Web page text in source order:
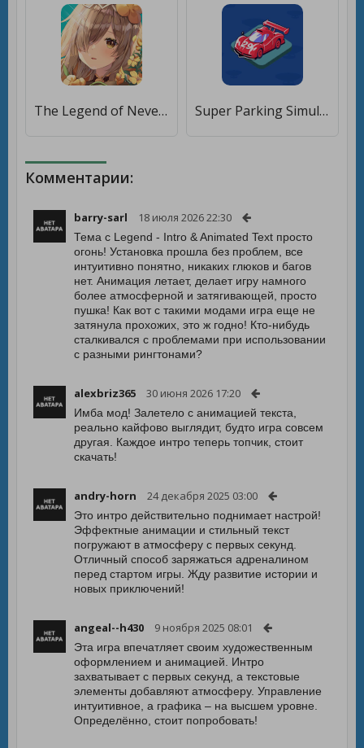
The Legend of Neverland [Много монет] Super Parking Simulator:Merge Legend [Мод меню]
Комментарии:
barry-sarl 18 июля 2026 22:30
Тема с Legend - Intro & Animated Text просто
огонь! Установка прошла без проблем, все
интуитивно понятно, никаких глюков и багов
нет. Анимация летает, делает игру намного
более атмосферной и затягивающей, просто
пушка! Как вот с такими модами игра еще не
затянула прохожих, это ж годно! Кто-нибудь
сталкивался с проблемами при использовании
с разными рингтонами?
alexbriz365 30 июня 2026 17:20
Имба мод! Залетело с анимацией текста,
реально кайфово выглядит, будто игра совсем
другая. Каждое интро теперь топчик, стоит
скачать!
andry-horn 24 декабря 2025 03:00
Это интро действительно поднимает настрой!
Эффектные анимации и стильный текст
погружают в атмосферу с первых секунд.
Отличный способ заряжаться адреналином
перед стартом игры. Жду развитие истории и
новых приключений!
angeal--h430 9 ноября 2025 08:01
Эта игра впечатляет своим художественным
оформлением и анимацией. Интро
захватывает с первых секунд, а текстовые
элементы добавляют атмосферу. Управление
интуитивное, а графика – на высшем уровне.
Определённо, стоит попробовать!